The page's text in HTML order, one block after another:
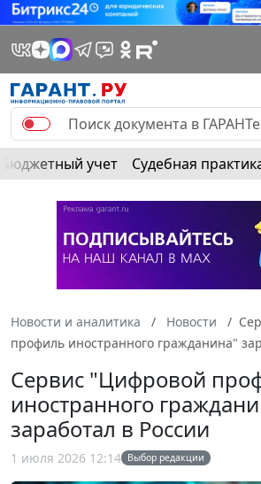
Бюджетный учет Судебная
Новости и аналитика Новости
профиль иностранного гражданина"
Сервис "Цифровой
иностранного
заработал в России
1 июля 2026 12:14 Выбор редакции